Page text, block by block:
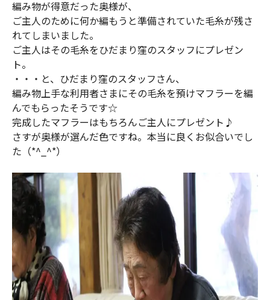
編み物が得意だった奥様が、
ご主人のために何か編もうと準備されていた毛糸が残さ
れてしまいました。
ご主人はその毛糸をひだまり窪のスタッフにプレゼン
ト。
・・・と、ひだまり窪のスタッフさん、
編み物上手な利用者さまにその毛糸を預けマフラーを編
んでもらったそうです☆
完成したマフラーはもちろんご主人にプレゼント♪
さすが奥様が選んだ色ですね。本当に良くお似合いでし
た（*^_^*）